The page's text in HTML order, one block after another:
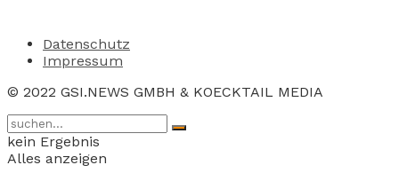
Datenschutz
Impressum
© 2022 GSI.NEWS GMBH & KOECKTAIL MEDIA
kein Ergebnis
Alles anzeigen